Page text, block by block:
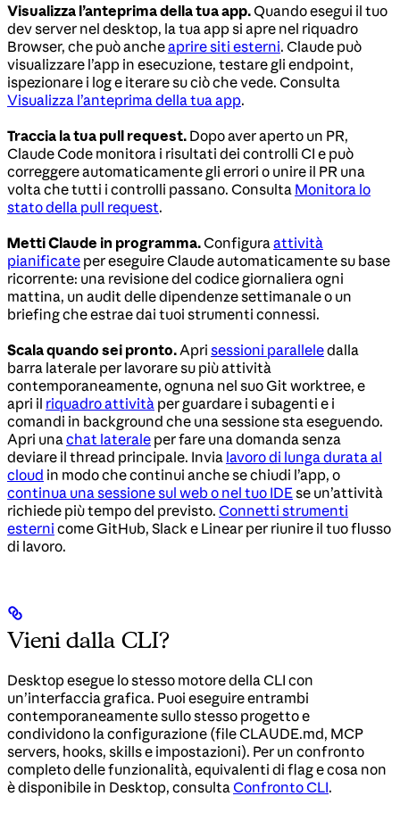
Visualizza l’anteprima della tua app.Quando esegui il tuo
dev server nel desktop, la tua app si apre nel riquadro
Browser, che può ancheaprire siti esterni. Claude può
visualizzare l’app in esecuzione, testare gli endpoint,
ispezionare i log e iterare su ciò che vede. Consulta
Visualizza l’anteprima della tua app.
Traccia la tua pull request. Dopo aver aperto un PR,
Claude Code monitora i risultati dei controlli CI e può
correggere automaticamente gli errori o unire il PR una
volta che tutti i controlli passano. Consulta Monitora lo
stato della pull request.
Metti Claude in programma.Configura attività
pianificate per eseguire Claude automaticamente su base
ricorrente: una revisione del codice giornaliera ogni
mattina, un audit delle dipendenze settimanale o un
briefing che estrae dai tuoi strumenti connessi.
Scala quando sei pronto. Apri sessioni paralleledalla
barra laterale per lavorare su più attività
contemporaneamente, ognuna nel suo Git worktree, e
apri il riquadro attività per guardare i subagenti e i
comandi in background che una sessione sta eseguendo.
Apri una chat laterale per fare una domanda senza
deviare il thread principale. Invia lavoro di lunga durata al
cloud in modo che continui anche se chiudi l’app, o
continua una sessione sul web o nel tuo IDEse un’attività
richiede più tempo del previsto. Connetti strumenti
esterni come GitHub, Slack e Linear per riunire il tuo flusso
di lavoro.
Vieni dalla CLI?
Desktop esegue lo stesso motore della CLI con
un’interfaccia grafica. Puoi eseguire entrambi
contemporaneamente sullo stesso progetto e
condividono la configurazione (file CLAUDE.md, MCP
servers, hooks, skills e impostazioni). Per un confronto
completo delle funzionalità, equivalenti di flag e cosa non
è disponibile in Desktop, consulta Confronto CLI.